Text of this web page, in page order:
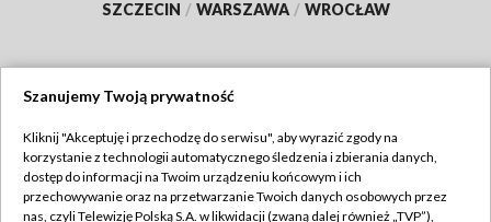
SZCZECIN / WARSZAWA / WROCŁAW
TVP
Abonament TVP
Regulamin TVP
Szanujemy Twoją prywatność
Kliknij "Akceptuję i przechodzę do serwisu", aby wyrazić zgody na
korzystanie z technologii automatycznego śledzenia i zbierania danych,
dostęp do informacji na Twoim urządzeniu końcowym i ich
przechowywanie oraz na przetwarzanie Twoich danych osobowych przez
nas, czyli Telewizję Polską S.A. w likwidacji (zwaną dalej również „TVP”),